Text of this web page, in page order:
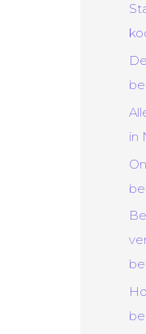
in